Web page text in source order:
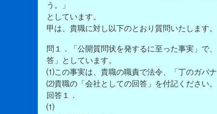
う。」
としています。
甲は、貴職に対し以下のとおり質問いたします。
問１．「公開質問状を発するに至った事実」で
答」としています。
⑴この事実は、貴職の職責で法令、「丁のガバ
⑵貴職の「会社としての回答」を付記ください。
回答１．
⑴